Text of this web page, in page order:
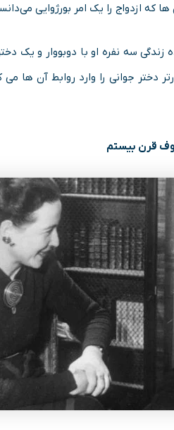
که ازدواج را یک امر بورژوایی
زندگی سه نفره او با دوبووار و یک
دختر جوانی را وارد روابط آن‌ ها
قرن بیستم